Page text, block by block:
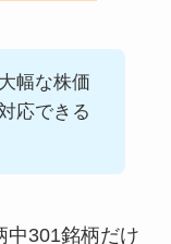
幅な株価
応できる
中301銘柄だけ